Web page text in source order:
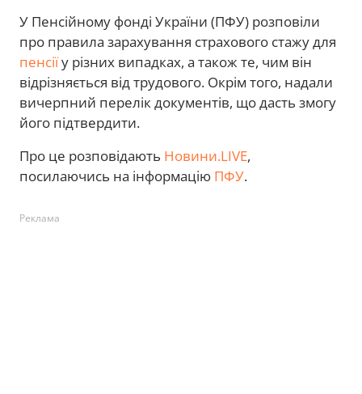
У Пенсійному фонді України (ПФУ) розповіли
про правила зарахування страхового стажу для
пенсіїу різних випадках, а також те, чим він
відрізняється від трудового. Окрім того, надали
вичерпний перелік документів, що дасть змогу
його підтвердити.
Про це розповідають Новини.LIVE,
посилаючись на інформацію ПФУ.
Реклама